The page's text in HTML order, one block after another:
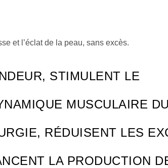
et l’éclat de la peau, sans excès.
STIMULENT LE
MUSCULAIRE DU
RÉDUISENT LES
LA PRODUCTION